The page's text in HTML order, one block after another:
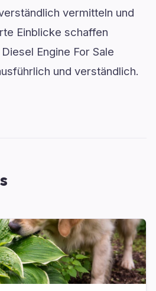
vermitteln und
Einblicke schaffen
Engine For Sale
und verständlich.